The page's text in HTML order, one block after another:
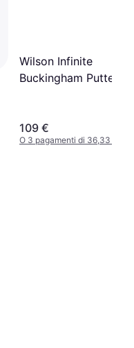
Wilson Infinite
Buckingham Putter
109 €
O 3 pagamenti di 36,33 €